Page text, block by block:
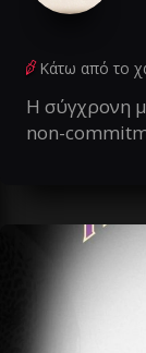
Κάτω από το
Η σύγχρονη
non-